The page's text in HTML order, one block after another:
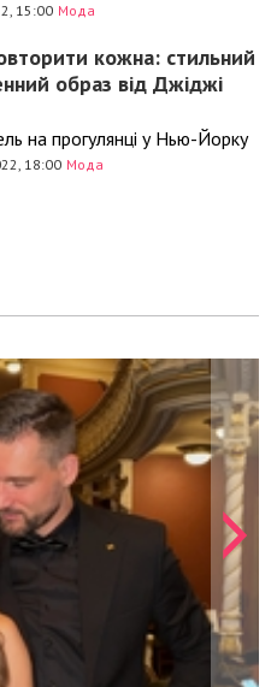
15:00 Мода
кожна: стильний
образ від Джіджі
на прогулянці у Нью-Йорку
18:00 Мода